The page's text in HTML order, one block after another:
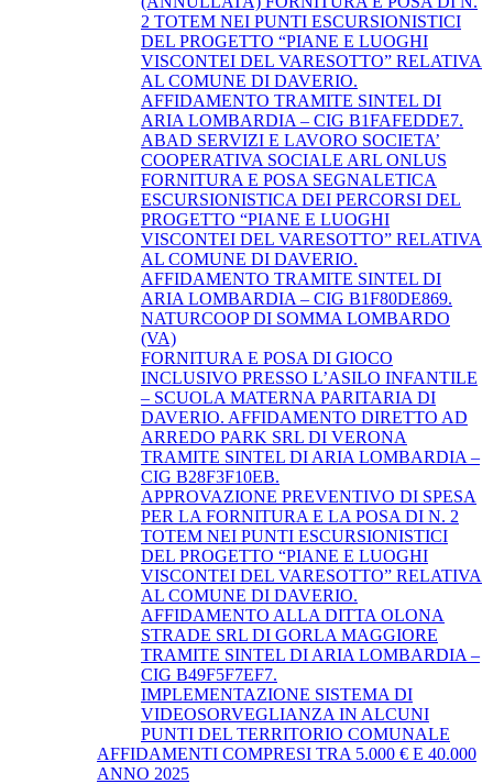
2 TOTEM NEI PUNTI ESCURSIONISTICI
DEL PROGETTO “PIANE E LUOGHI
VISCONTEI DEL VARESOTTO” RELATIVA
AL COMUNE DI DAVERIO.
AFFIDAMENTO TRAMITE SINTEL DI
ARIA LOMBARDIA – CIG B1FAFEDDE7.
ABAD SERVIZI E LAVORO SOCIETA’
COOPERATIVA SOCIALE ARL ONLUS
FORNITURA E POSA SEGNALETICA
ESCURSIONISTICA DEI PERCORSI DEL
PROGETTO “PIANE E LUOGHI
VISCONTEI DEL VARESOTTO” RELATIVA
AL COMUNE DI DAVERIO.
AFFIDAMENTO TRAMITE SINTEL DI
ARIA LOMBARDIA – CIG B1F80DE869.
NATURCOOP DI SOMMA LOMBARDO
(VA)
FORNITURA E POSA DI GIOCO
INCLUSIVO PRESSO L’ASILO INFANTILE
– SCUOLA MATERNA PARITARIA DI
DAVERIO. AFFIDAMENTO DIRETTO AD
ARREDO PARK SRL DI VERONA
TRAMITE SINTEL DI ARIA LOMBARDIA –
CIG B28F3F10EB.
APPROVAZIONE PREVENTIVO DI SPESA
PER LA FORNITURA E LA POSA DI N. 2
TOTEM NEI PUNTI ESCURSIONISTICI
DEL PROGETTO “PIANE E LUOGHI
VISCONTEI DEL VARESOTTO” RELATIVA
AL COMUNE DI DAVERIO.
AFFIDAMENTO ALLA DITTA OLONA
STRADE SRL DI GORLA MAGGIORE
TRAMITE SINTEL DI ARIA LOMBARDIA –
CIG B49F5F7EF7.
IMPLEMENTAZIONE SISTEMA DI
VIDEOSORVEGLIANZA IN ALCUNI
PUNTI DEL TERRITORIO COMUNALE
AFFIDAMENTI COMPRESI TRA 5.000 € E 40.000
ANNO 2025